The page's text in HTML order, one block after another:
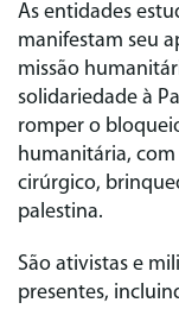
As entidades
manifestam seu
missão
solidariedade à
romper o
humanitária,
cirúrgico,
palestina.
São ativistas e
presentes,